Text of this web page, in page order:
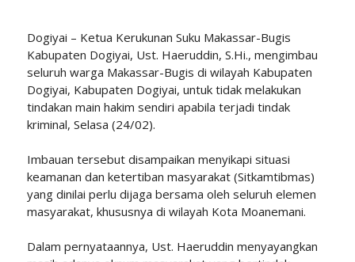
Dogiyai – Ketua Kerukunan Suku Makassar-Bugis
Kabupaten Dogiyai, Ust. Haeruddin, S.Hi., mengimbau
seluruh warga Makassar-Bugis di wilayah Kabupaten
Dogiyai, Kabupaten Dogiyai, untuk tidak melakukan
tindakan main hakim sendiri apabila terjadi tindak
kriminal, Selasa (24/02).
Imbauan tersebut disampaikan menyikapi situasi
keamanan dan ketertiban masyarakat (Sitkamtibmas)
yang dinilai perlu dijaga bersama oleh seluruh elemen
masyarakat, khususnya di wilayah Kota Moanemani.
Dalam pernyataannya, Ust. Haeruddin menyayangkan